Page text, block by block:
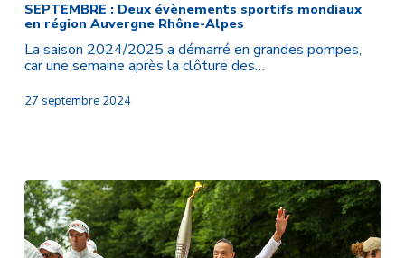
Deux
évènements
sportifs
mondiaux
en
région
Auvergne
SEPTEMBRE : Deux évènements sportifs mondiaux
en région Auvergne Rhône-Alpes
La saison 2024/2025 a démarré en grandes pompes,
car une semaine après la clôture des…
27 septembre 2024